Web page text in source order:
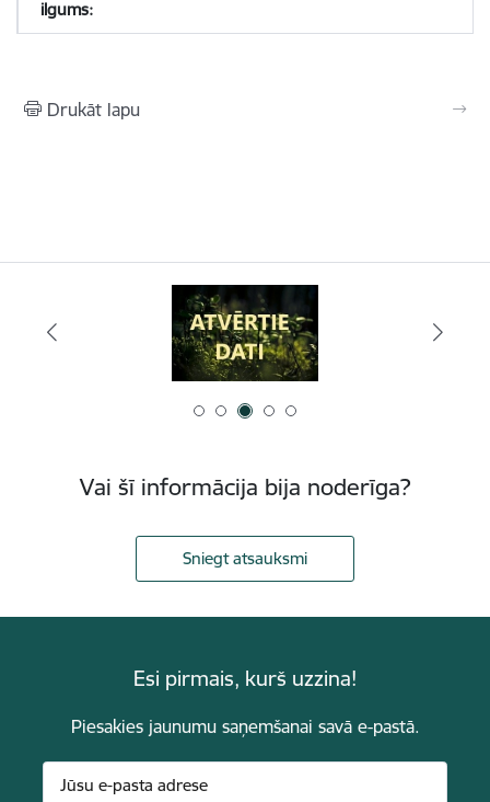
Drukāt lapu
Vai šī informācija bija noderīga?
Sniegt atsauksmi
Esi pirmais, kurš uzzina!
Piesakies jaunumu saņemšanai savā e-pastā.